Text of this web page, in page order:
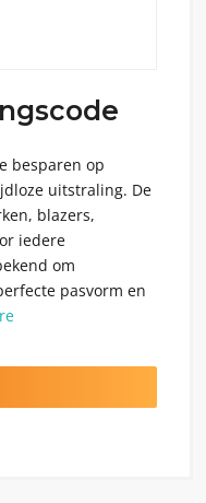
besparen op
uitstraling. De
blazers,
iedere
om
pasvorm en